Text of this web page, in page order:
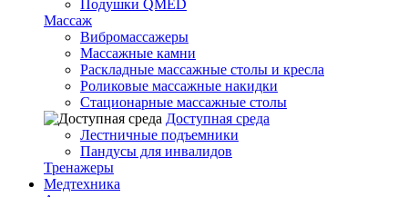
Подушки QMED
Массаж
Вибромассажеры
Массажные камни
Раскладные массажные столы и кресла
Роликовые массажные накидки
Стационарные массажные столы
Доступная среда
Лестничные подъемники
Пандусы для инвалидов
Тренажеры
Mедтехника